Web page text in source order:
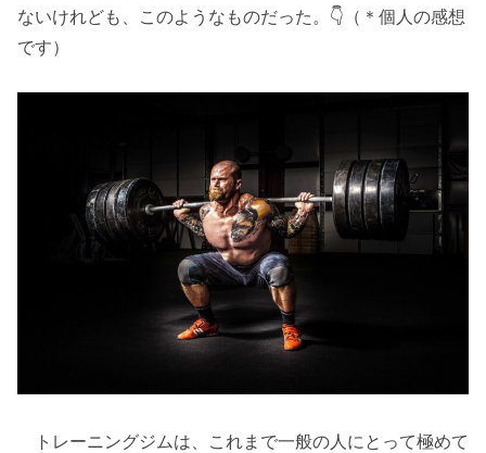
ないけれども、このようなものだった。👇（＊個人の感想
です）
トレーニングジムは、これまで一般の人にとって極めて